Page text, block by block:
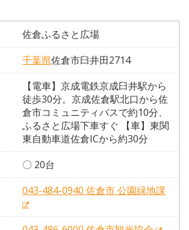
佐倉ふるさと広場
千葉県佐倉市臼井田2714
【電車】京成電鉄京成臼井駅から
徒歩30分。京成佐倉駅北口から佐
倉市コミュニティバスで約10分、
ふるさと広場下車すぐ 【車】東関
東自動車道佐倉ICから約30分
〇 20台
043-484-0940 佐倉市 公園緑地課